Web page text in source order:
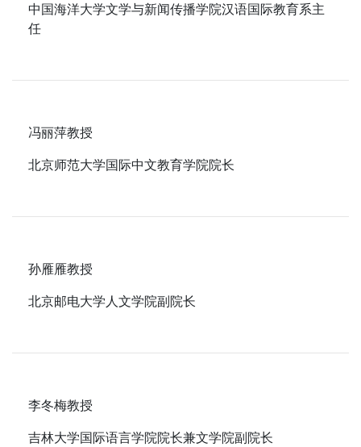
中国海洋大学文学与新闻传播学院汉语国际教育系主
任
冯丽萍教授
北京师范大学国际中文教育学院院长
孙雁雁教授
北京邮电大学人文学院副院长
李冬梅教授
吉林大学国际语言学院院长兼文学院副院长